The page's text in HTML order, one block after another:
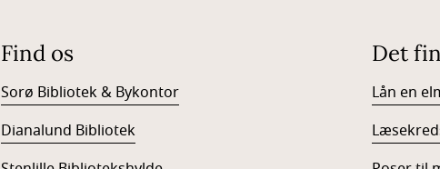
Find os
Sorø Bibliotek & Bykontor
Dianalund Bibliotek
Det
Lån en